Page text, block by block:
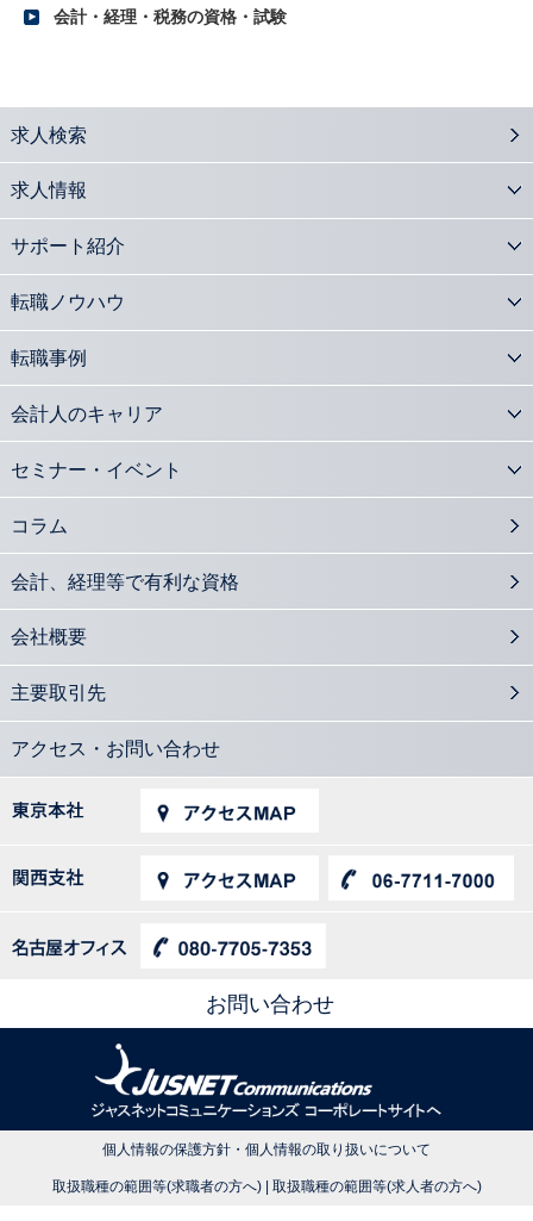
2016.10.17
事業再生手法としての100%減資の意義と実務内容
会計士が注目 新株予約権の活用法と実務
会計士の活躍の場「会計監査人設置会社」の基礎知識
平成27年度公認会計士修了考査 合格者の状況と影響は？
会計士も活躍 株式交換・株式移転についての基礎知識
会計士が官民連携の橋渡し 公的事業アドバイザリーとは
M&A支援の必須知識 組織再編の手続きを知る
2016.06.27
社外取締役の設置義務のある会社形態をおさらいする
2016.05.30
中小企業M&Aに注目集まる 会計士に期待される役割とは？
2016.05.26
課徴金事例から見るインサイダー取引の特徴
2016.04.28
上場企業だけではないIFRSと中小企業の関係
2016.04.25
デリバティブとヘッジ会計 知識と経験のある会計士に需要
2016.04.07
会計士が知っておきたい 会社の法的紛争を解決するADR機関
2016.03.31
2016.03.29
会計士が押さえておきたい種類株式の類型と利用ケース
2016.03.03
EUで導入 監査法人のローテーションとは
2016.02.29
M&A、企業再編の手法選択 会計士の強力なスキルに
2016.02.25
ライツ・オファリングによる増資 公認会計士が知識を提供
会計・経理・税務の資格・試験
求人検索
求人情報
サポート紹介
転職ノウハウ
転職事例
会計人のキャリア
セミナー・イベント
コラム
会計、経理等で有利な資格
会社概要
主要取引先
アクセス・お問い合わせ
お問い合わせ
個人情報の保護方針・個人情報の取り扱いについて
取扱職種の範囲等(求職者の方へ)| 取扱職種の範囲等(求人者の方へ)